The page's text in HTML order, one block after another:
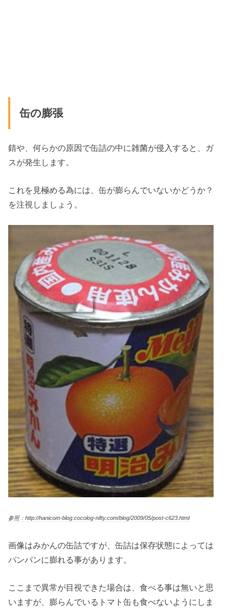
缶の膨張
錆や、何らかの原因で缶詰の中に雑菌が侵入すると、ガ
スが発生します。
これを見極める為には、缶が膨らんでいないかどうか？
を注視しましょう。
参照：http://hanicom-blog.cocolog-nifty.com/blog/2009/05/post-c623.html
画像はみかんの缶詰ですが、缶詰は保存状態によっては
パンパンに膨れる事があります。
ここまで異常が目視できた場合は、食べる事は無いと思
いますが、膨らんでいるトマト缶も食べないようにしま